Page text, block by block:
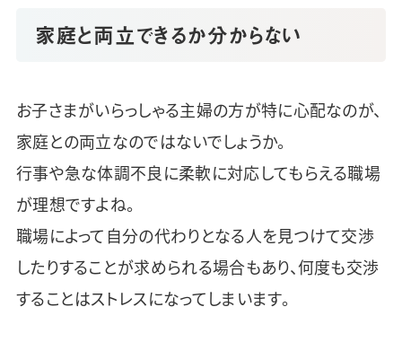
家庭と両立できるか分からない
お子さまがいらっしゃる主婦の方が特に心配なのが、
家庭との両立なのではないでしょうか。
行事や急な体調不良に柔軟に対応してもらえる職場
が理想ですよね。
職場によって自分の代わりとなる人を見つけて交渉
したりすることが求められる場合もあり、何度も交渉
することはストレスになってしまいます。